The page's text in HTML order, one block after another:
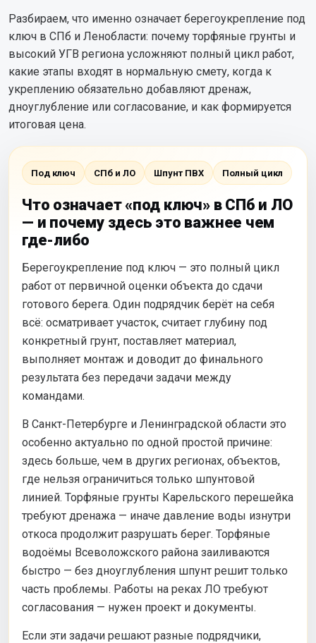
Разбираем, что именно означает берегоукрепление под
ключ в СПб и Ленобласти: почему торфяные грунты и
высокий УГВ региона усложняют полный цикл работ,
какие этапы входят в нормальную смету, когда к
укреплению обязательно добавляют дренаж,
дноуглубление или согласование, и как формируется
итоговая цена.
Под ключ СПб и ЛО Шпунт ПВХ Полный цикл
Что означает «под ключ» в СПб и ЛО
— и почему здесь это важнее чем
где-либо
Берегоукрепление под ключ — это полный цикл
работ от первичной оценки объекта до сдачи
готового берега. Один подрядчик берёт на себя
всё: осматривает участок, считает глубину под
конкретный грунт, поставляет материал,
выполняет монтаж и доводит до финального
результата без передачи задачи между
командами.
В Санкт-Петербурге и Ленинградской области это
особенно актуально по одной простой причине:
здесь больше, чем в других регионах, объектов,
где нельзя ограничиться только шпунтовой
линией. Торфяные грунты Карельского перешейка
требуют дренажа — иначе давление воды изнутри
откоса продолжит разрушать берег. Торфяные
водоёмы Всеволожского района заиливаются
быстро — без дноуглубления шпунт решит только
часть проблемы. Работы на реках ЛО требуют
согласования — нужен проект и документы.
Если эти задачи решают разные подрядчики,